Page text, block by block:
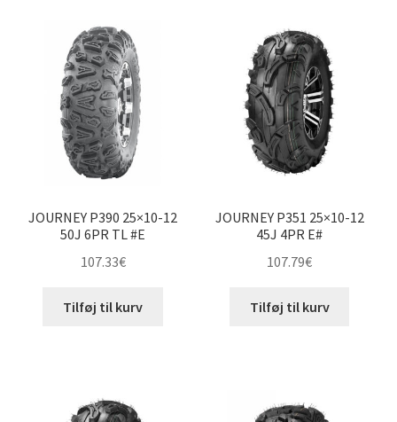
14″ ATV-dæk
15″ ATV-dæk
16″ ATV-dæk
Små maskiner
Karting
Vejledning
JOURNEY P390 25×10-12
50J 6PR TL #E
107.33€
Tilføj til kurv
JOURNEY P351 25×10-12
45J 4PR E#
107.79€
Tilføj til kurv